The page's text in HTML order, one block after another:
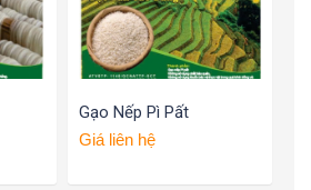
Gạo Nếp Pì Pất
Giá liên hệ